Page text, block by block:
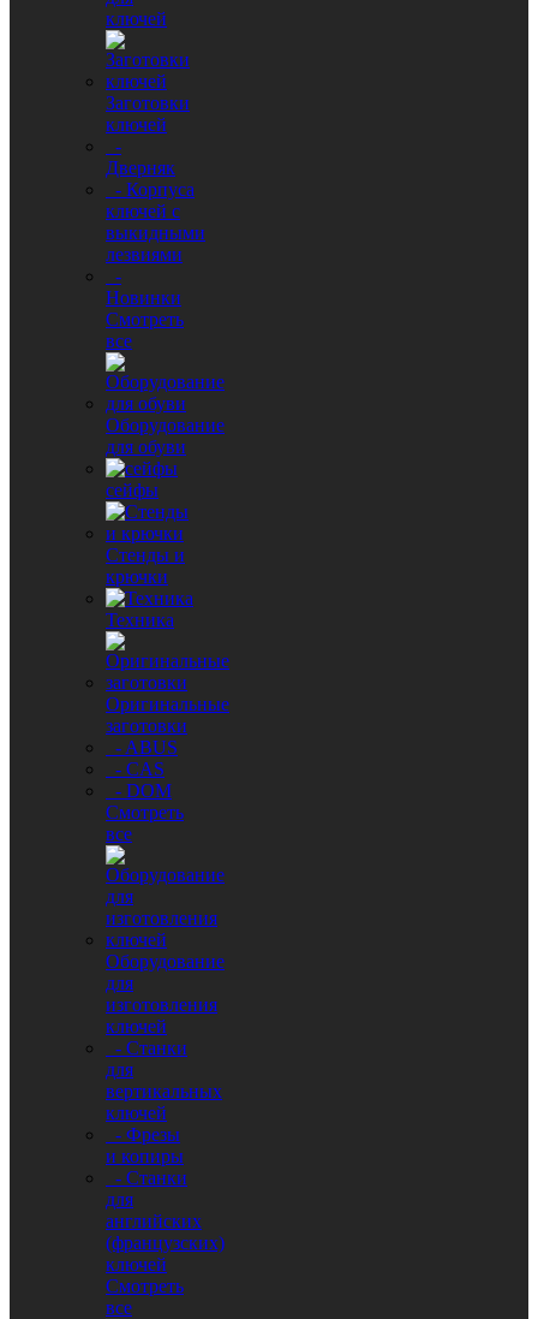
ключей
Заготовки
ключей
-
Дверняк
- Корпуса
ключей с
выкидными
лезвиями
-
Новинки
Смотреть
все
Оборудование
для обуви
сейфы
Стенды и
крючки
Техника
Оригинальные
заготовки
- ABUS
- CAS
- DOM
Смотреть
все
Оборудование
для
изготовления
ключей
- Станки
для
вертикальных
ключей
- Фрезы
и копиры
- Станки
для
английских
(французских)
ключей
Смотреть
все